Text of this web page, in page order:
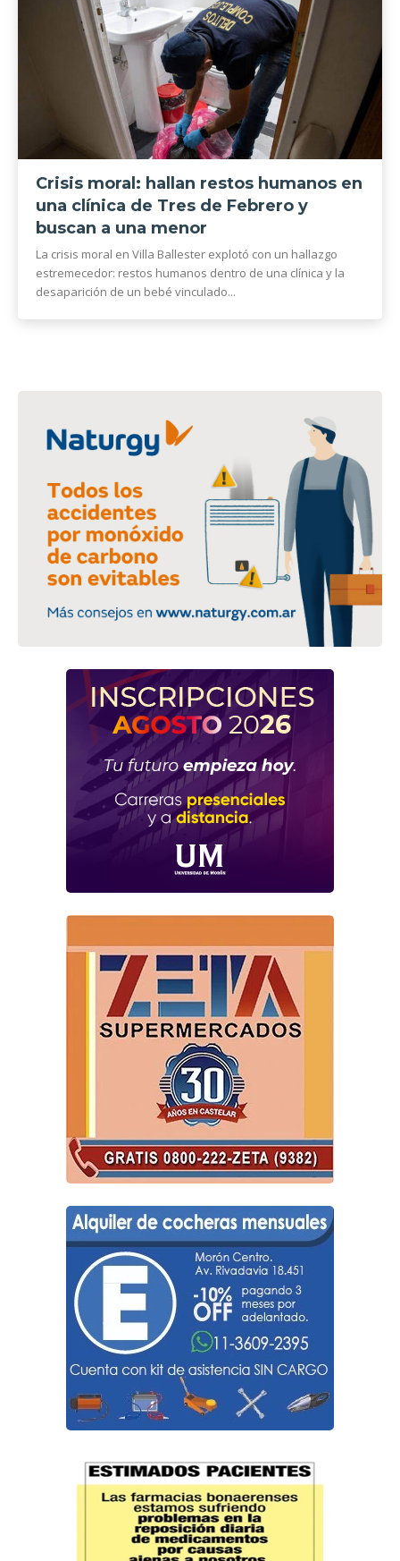
Crisis moral: hallan restos humanos en
una clínica de Tres de Febrero y
buscan a una menor
La crisis moral en Villa Ballester explotó con un hallazgo
estremecedor: restos humanos dentro de una clínica y la
desaparición de un bebé vinculado...